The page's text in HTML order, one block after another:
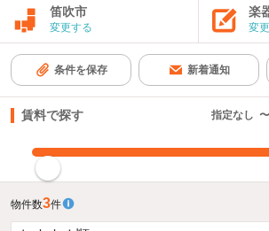
笛吹市
変更する
楽
変
条件を保存 新着通知
賃料で探す 指定なし 〜
物件数3件